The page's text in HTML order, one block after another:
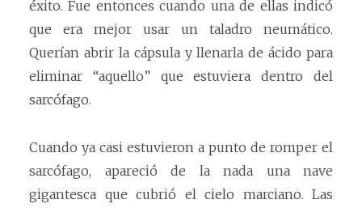
éxito. Fue entonces cuando una de ellas indicó
que era mejor usar un taladro neumático.
Querían abrir la cápsula y llenarla de ácido para
eliminar “aquello” que estuviera dentro del
sarcófago.
Cuando ya casi estuvieron a punto de romper el
sarcófago, apareció de la nada una nave
gigantesca que cubrió el cielo marciano. Las